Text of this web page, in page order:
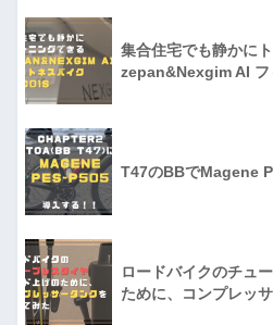
集合住宅でも静かに
zepan&Nexgim AI フ
T47のBBでMagene
ロードバイクのチュ
ために、コンプレッ